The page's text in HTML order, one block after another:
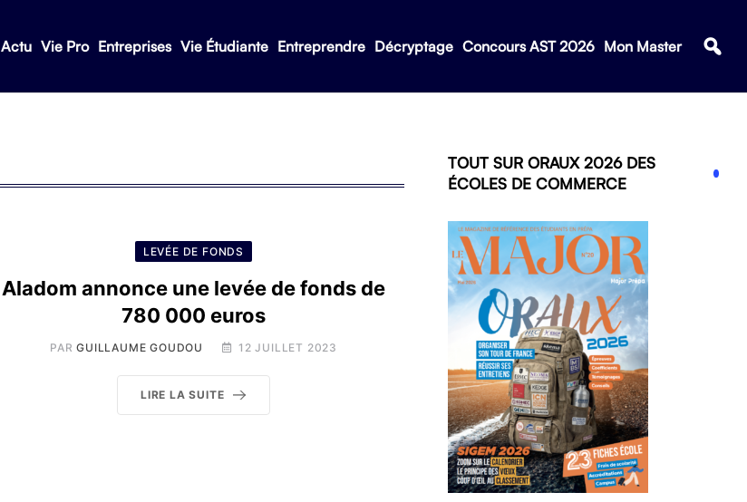
Actu Vie Pro Entreprises Vie Étudiante Entreprendre Décryptage Concours AST 2026 Mon Master
LEVÉE DE FONDS
Aladom annonce une levée de fonds de
780 000 euros
PARGUILLAUME GOUDOU 12 JUILLET 2023
LIRE LA SUITE
TOUT SUR ORAUX 2026 DES
ÉCOLES DE COMMERCE